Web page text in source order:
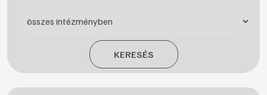
KERESÉS